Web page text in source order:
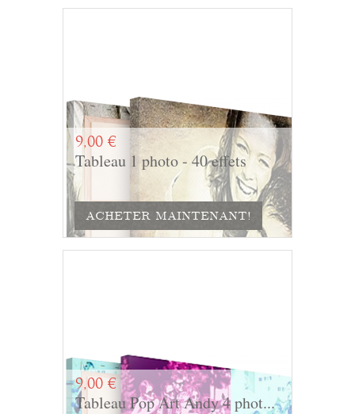
9,00 €
Tableau 1 photo - 40 effets
ACHETER MAINTENANT!
9,00 €
Tableau Pop Art Andy 4 phot...